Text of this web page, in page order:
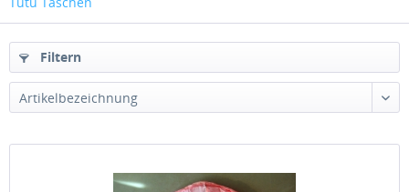
Filtern
Artikelbezeichnung